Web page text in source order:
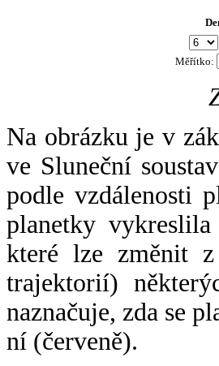
Měřítko:
Na obrázku je v
ve Sluneční
podle vzdálenosti
planetky
které lze změnit
trajektorií)
naznačuje, zda se
ní (červeně).